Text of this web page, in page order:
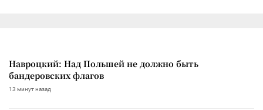
Навроцкий: Над Польшей не должно быть
бандеровских флагов
13 минут назад